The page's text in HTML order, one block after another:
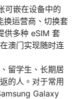
可嵌在设备中的
换运营商、切换套
供多种 eSIM 套
澳门实现随时连
留学生、长期居
的人。对于常用
Galaxy